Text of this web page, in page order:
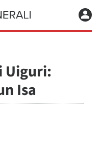
Uiguri:
Isa